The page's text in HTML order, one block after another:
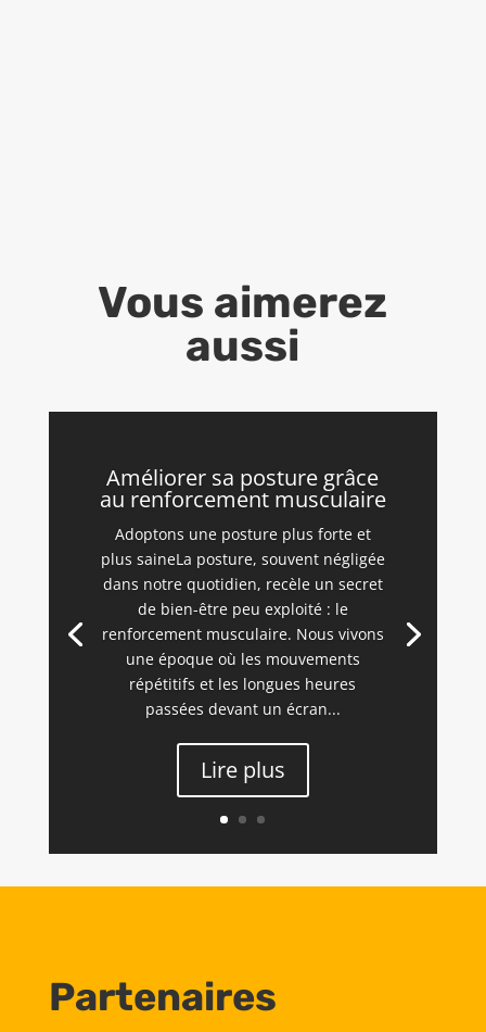
Vous aimerez
aussi
Améliorer sa posture grâce
au renforcement musculaire
Adoptons une posture plus forte et
plus saineLa posture, souvent négligée
dans notre quotidien, recèle un secret
de bien-être peu exploité : le
renforcement musculaire. Nous vivons
une époque où les mouvements
répétitifs et les longues heures
passées devant un écran...
Lire plus
Partenaires